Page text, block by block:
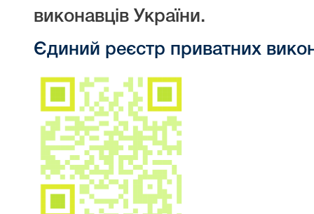
виконавців України.
Єдиний реєстр приватних